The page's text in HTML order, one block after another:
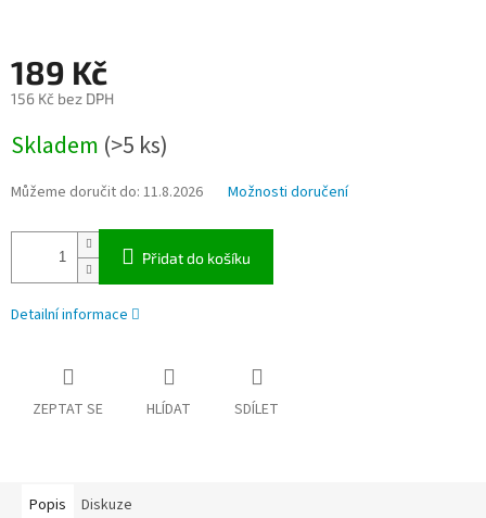
189 Kč
156 Kč bez DPH
cena:
Skladem (>5 ks)
Můžeme doručit do: 11.8.2026 Možnosti doručení
Přidat do košíku
Detailní informace
ZEPTAT SE HLÍDAT SDÍLET
Popis Diskuze